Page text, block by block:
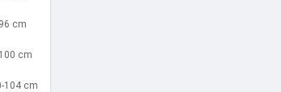
cm
cm
104 cm